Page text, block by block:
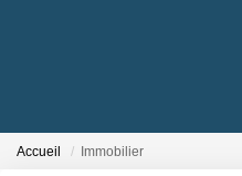
Accueil Immobilier